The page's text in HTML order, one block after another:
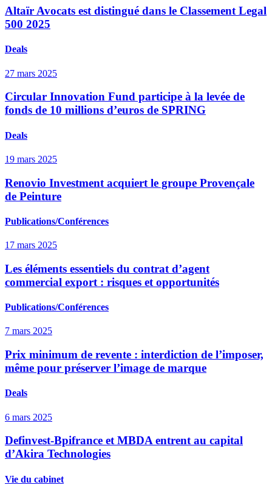
Altaïr Avocats est distingué dans le Classement Legal
500 2025
Deals
27 mars 2025
Circular Innovation Fund participe à la levée de
fonds de 10 millions d’euros de SPRING
Deals
19 mars 2025
Renovio Investment acquiert le groupe Provençale
de Peinture
Publications/Conférences
17 mars 2025
Les éléments essentiels du contrat d’agent
commercial export : risques et opportunités
Publications/Conférences
7 mars 2025
Prix minimum de revente : interdiction de l’imposer,
même pour préserver l’image de marque
Deals
6 mars 2025
Definvest-Bpifrance et MBDA entrent au capital
d’Akira Technologies
Vie du cabinet